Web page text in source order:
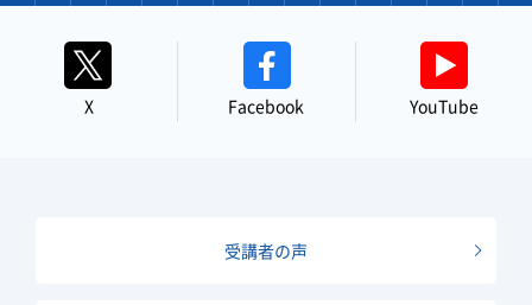
X Facebook YouTube
受講者の声